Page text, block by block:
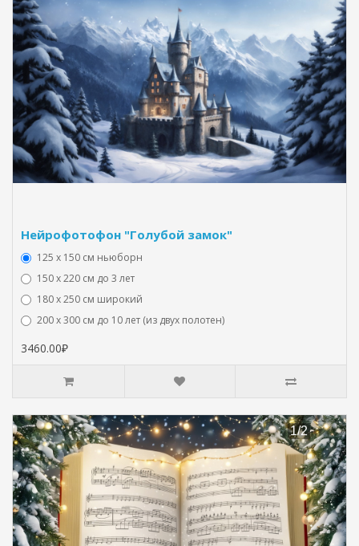
Нейрофотофон "Голубой замок"
125 x 150 см ньюборн
150 х 220 см до 3 лет
180 х 250 см широкий
200 х 300 см до 10 лет (из двух полотен)
3460.00₽